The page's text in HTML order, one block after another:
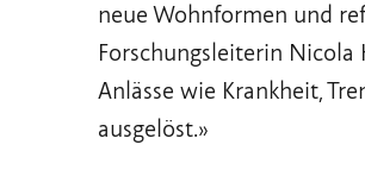
neue Wohnformen und
Forschungsleiterin Nicola
Anlässe wie Krankheit,
ausgelöst.»